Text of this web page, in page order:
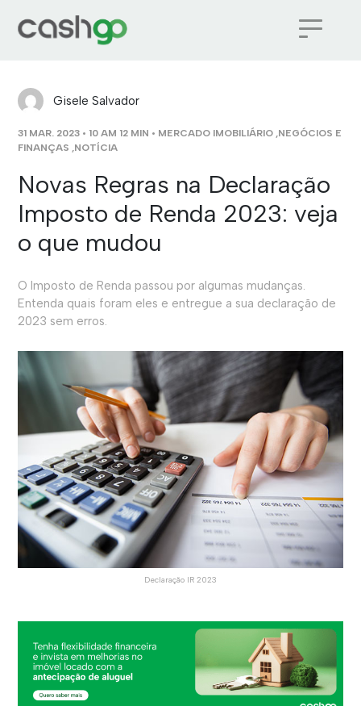
Gisele Salvador
31 MAR. 2023 • 10 AM 12 MIN • MERCADO IMOBILIÁRIO ,NEGÓCIOS E
FINANÇAS ,NOTÍCIA
Novas Regras na Declaração
Imposto de Renda 2023: veja
o que mudou
O Imposto de Renda passou por algumas mudanças.
Entenda quais foram eles e entregue a sua declaração de
2023 sem erros.
Declaração IR 2023